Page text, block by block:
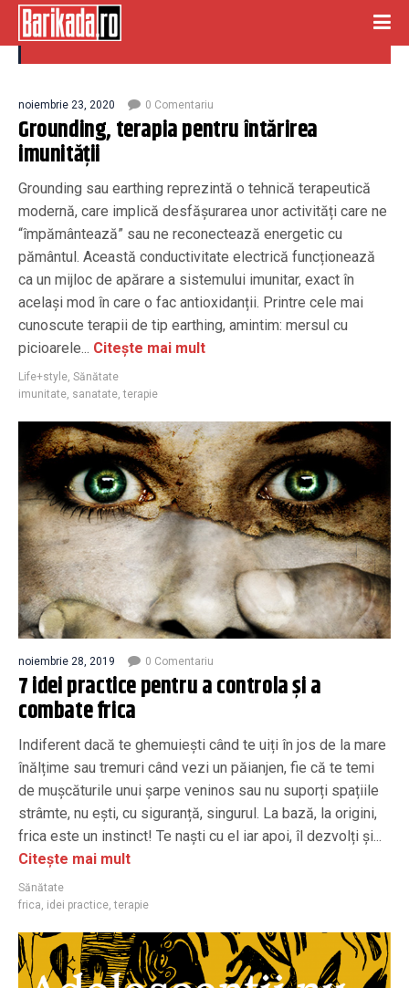
terapie
noiembrie 23, 2020 0 Comentariu
Grounding, terapia pentru întărirea
imunității
Grounding sau earthing reprezintă o tehnică terapeutică
modernă, care implică desfășurarea unor activități care ne
“împământează” sau ne reconectează energetic cu
pământul. Această conductivitate electrică funcționează
ca un mijloc de apărare a sistemului imunitar, exact în
același mod în care o fac antioxidanții. Printre cele mai
cunoscute terapii de tip earthing, amintim: mersul cu
picioarele... Citește mai mult
Life+style, Sănătate
imunitate, sanatate,terapie
noiembrie 28, 2019 0 Comentariu
7 idei practice pentru a controla și a
combate frica
Indiferent dacă te ghemuiești când te uiți în jos de la mare
înălțime sau tremuri când vezi un păianjen, fie că te temi
de mușcăturile unui șarpe veninos sau nu suporți spațiile
strâmte, nu ești, cu siguranță, singurul. La bază, la origini,
frica este un instinct! Te naști cu el iar apoi, îl dezvolți și...
Citește mai mult
Sănătate
frica, idei practice,terapie